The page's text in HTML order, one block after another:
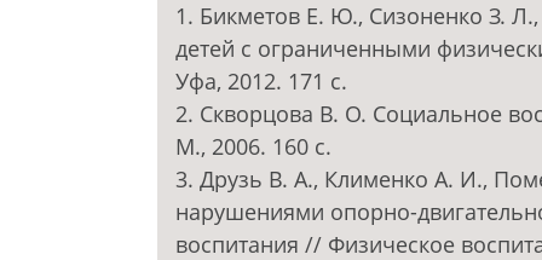
1. Бикметов Е. Ю., Сизоненко З.
детей с ограниченными
Уфа, 2012. 171 с.
2. Скворцова В. О. Социальное
М., 2006. 160 с.
3. Друзь В. А., Клименко А. И.,
нарушениями опорно-
воспитания // Физическое